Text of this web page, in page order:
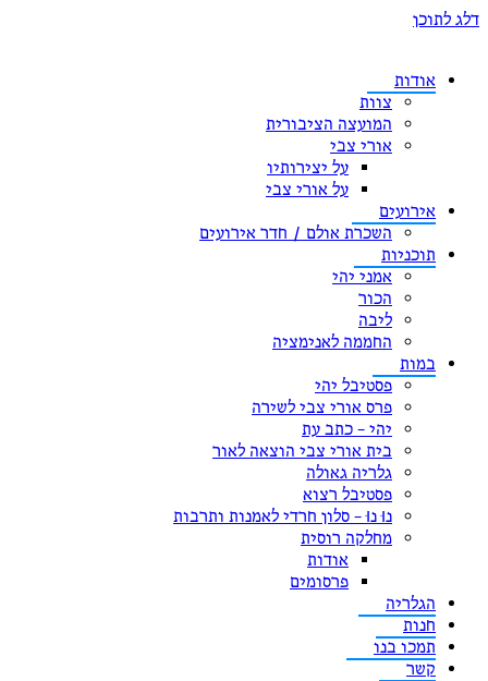
דלג לתוכן
אודות
צוות
המועצה הציבורית
אורי צבי
על יצירותיו
על אורי צבי
אירועים
השכרת אולם / חדר אירועים
תוכניות
אמני יהי
הכור
ליבה
החממה לאנימציה
במות
פסטיבל יהי
פרס אורי צבי לשירה
יהי – כתב עת
בית אורי צבי הוצאה לאור
גלריה גאולה
פסטיבל רצוא
נוּ נוּ – סלון חרדי לאמנות ותרבות
מחלקה רוסית
אודות
פרסומים
הגלריה
חנות
תמכו בנו
קשר